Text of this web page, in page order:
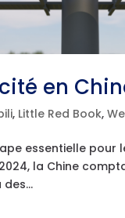
en
, Little Red Book,
essentielle
la Chine